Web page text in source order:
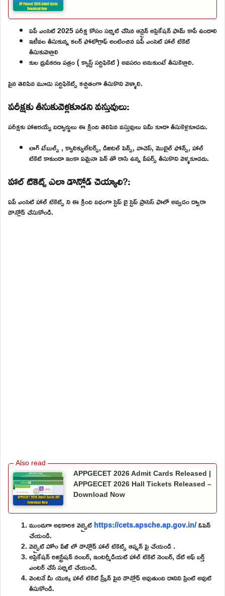
ఏపీ ఎంసెట్ 2025 పరీక్ష కోసం సబ్మిట్ చేసిన ఆన్లైన్ అప్లికేషన్ ఫామ్ కాపీ ఉండాలి
ఇటీవల తీసుకున్న కలర్ ఫోటోగ్రాఫ్ అంటించిన ఏపీ ఎంసెట్ హాల్ టికెట్
తీసుకువెళ్లాలి
కుల ధ్రువీకరణ పత్రం ( క్యాస్ట్ సర్టిఫికెట్ ) అవసరం అనుకుంటే తీసుకెళ్లాలి.
పైన తెలిపిన మూడు సర్టిఫికెట్స్ కచ్చితంగా తీసుకొని వెళ్ళాలి.
పరీక్షకు తీసుకువెళ్లకూడని వస్తువులు:
పరీక్షకు హాజరయ్యే విద్యార్థులు ఈ క్రింది తెలిపిన వస్తువులు ఏమీ కూడా తీసుకెళ్లకూడదు.
లాగ్ టేబుల్స్ , క్యాలిక్యులేటర్స్, డిజిటల్ పెన్స్, వాచెస్, మొబైల్ ఫోన్స్, హాల్
టికెట్ కాకుండా ఇంకా ఏమైనా పెన్ తో రాసి ఉన్న పేపర్స్ తీసుకొని వెళ్ళకూడదు.
హాల్ టికెట్స్ ఎలా డౌన్లోడ్ చెయ్యాలి?:
ఏపీ ఎంసెట్ హాల్ టికెట్స్ ని ఈ క్రింది విధంగా స్టెప్ బై స్టెప్ ప్రాసెస్ ఫాలో అవ్వడం ద్వారా
డౌన్లోడ్ చేసుకోండి.
APPGECET 2026 Admit Cards Released |
APPGECET 2026 Hall Tickets Released –
Download Now
ముందుగా అధికారిక వెబ్సైట్https://cets.apsche.ap.gov.in/ఓపెన్
చేయండి.
వెబ్సైట్ హోం పేజ్ లో డౌన్లోడ్ హాల్ టికెట్స్ ఆప్షన్ పై చేయండి .
అప్లికేషన్ రిజిస్ట్రేషన్ నంబర్, ఇంటర్మీడియట్ హాల్ టికెట్ నెంబర్, డేట్ అఫ్ బర్త్
ఎంటర్ చేసే సబ్మిట్ చేయండి.
వెంటనే మీ యొక్క హాల్ టికెట్ స్క్రీన్ పైన డౌన్లోడ్ అవుతుంది దానిని ప్రింట్ అవుట్
తీసుకోండి.